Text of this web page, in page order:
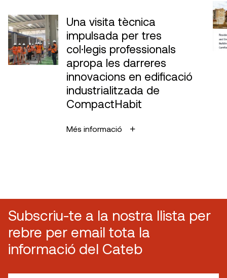
Una visita tècnica
impulsada per tres
col·legis professionals
apropa les darreres
innovacions en edificació
industrialitzada de
CompactHabit
Més informació
Subscriu-te a la nostra llista per
rebre per email tota la
informació del Cateb